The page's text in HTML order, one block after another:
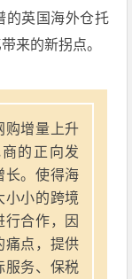
的英国海外仓托
来的新拐点。
购增量上升
的正向发
长。使得海
小小的跨境
合作，因
痛点，提供
服务、保税